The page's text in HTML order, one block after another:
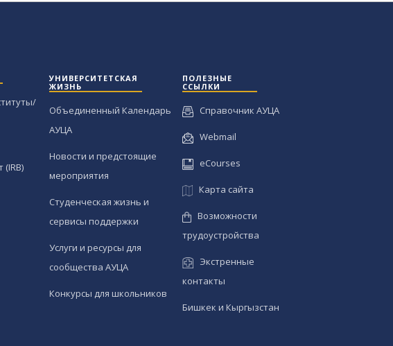
УНИВЕРСИТЕТСКАЯ
ЖИЗНЬ
Объединенный Календарь
АУЦА
Новости и предстоящие
мероприятия
Студенческая жизнь и
сервисы поддержки
Услуги и ресурсы для
сообщества АУЦА
Конкурсы для школьников
ПОЛЕЗНЫЕ
ССЫЛКИ
Справочник АУЦА
Webmail
eCourses
Карта сайта
Возможности
трудоустройства
Экстренные
контакты
Бишкек и Кыргызстан